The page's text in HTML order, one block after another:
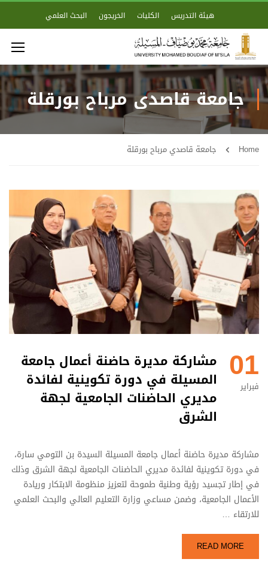
هيئة التدريس الكليات الخريجون البحث العلمي
جامعة قاصدي مرباح بورقلة
Home جامعة قاصدي مرباح بورقلة
01
فبراير
مشاركة مديرة حاضنة أعمال جامعة
المسيلة في دورة تكوينية لفائدة
مديري الحاضنات الجامعية لجهة
الشرق
مشاركة مديرة حاضنة أعمال جامعة المسيلة السيدة بن التومي سارة،
في دورة تكوينية لفائدة مديري الحاضنات الجامعية لجهة الشرق وذلك
في إطار تجسيد رؤية وطنية طموحة لتعزيز منظومة الابتكار وريادة
الأعمال الجامعية، وضمن مساعي وزارة التعليم العالي والبحث العلمي
للارتقاء …
READ MORE